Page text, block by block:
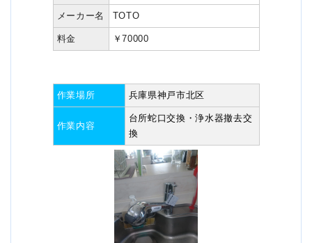
メーカー名 TOTO
料金 ￥70000
作業場所 兵庫県神戸市北区
作業内容
台所蛇口交換・浄水器撤去交
換